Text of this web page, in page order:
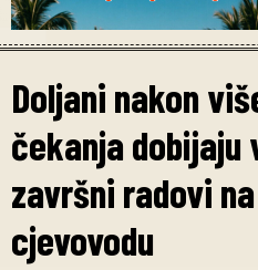
Doljani nakon
čekanja dobijaju
završni radovi
cjevovodu